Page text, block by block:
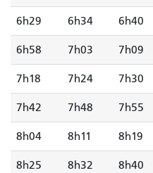
6h29 6h34 6h40
6h58 7h03 7h09
7h18 7h24 7h30
7h42 7h48 7h55
8h04 8h11 8h19
8h25 8h32 8h40